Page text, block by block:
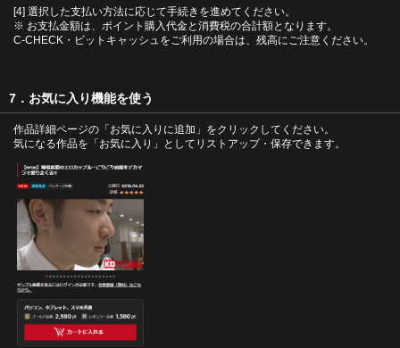
[4] 選択した支払い方法に応じて手続きを進めてください。
※ お支払金額は、ポイント購入代金と消費税の合計額となります。
C-CHECK・ビットキャッシュをご利用の場合は、残高にご注意ください。
7．お気に入り機能を使う
作品詳細ページの「お気に入りに追加」をクリックしてください。
気になる作品を「お気に入り」としてリストアップ・保存できます。